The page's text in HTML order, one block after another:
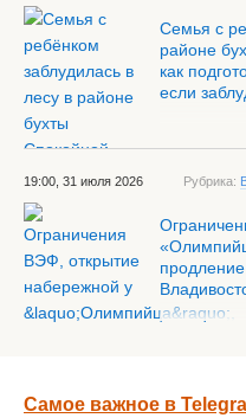
Семья с
районе
как
если
19:00, 31 июля 2026 Рубрика:
Самое важное в